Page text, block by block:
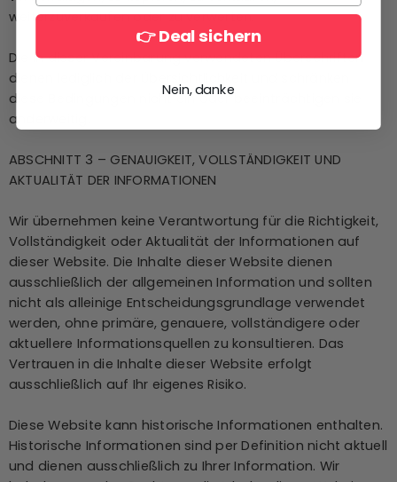
vervielfältigen, zu kopieren, zu verkaufen,
weiterzuverkaufen oder zu verwerten.
Die in dieser Vereinbarung verwendeten Überschriften
dienen lediglich der Übersichtlichkeit und schränken
diese Bedingungen nicht ein oder beeinträchtigen sie
anderweitig.
ABSCHNITT 3 – GENAUIGKEIT, VOLLSTÄNDIGKEIT UND
AKTUALITÄT DER INFORMATIONEN
Wir übernehmen keine Verantwortung für die Richtigkeit,
Vollständigkeit oder Aktualität der Informationen auf
dieser Website. Die Inhalte dieser Website dienen
ausschließlich der allgemeinen Information und sollten
nicht als alleinige Entscheidungsgrundlage verwendet
werden, ohne primäre, genauere, vollständigere oder
aktuellere Informationsquellen zu konsultieren. Das
Vertrauen in die Inhalte dieser Website erfolgt
ausschließlich auf Ihr eigenes Risiko.
Diese Website kann historische Informationen enthalten.
Historische Informationen sind per Definition nicht aktuell
und dienen ausschließlich zu Ihrer Information. Wir
👉 Deal sichern
Nein, danke